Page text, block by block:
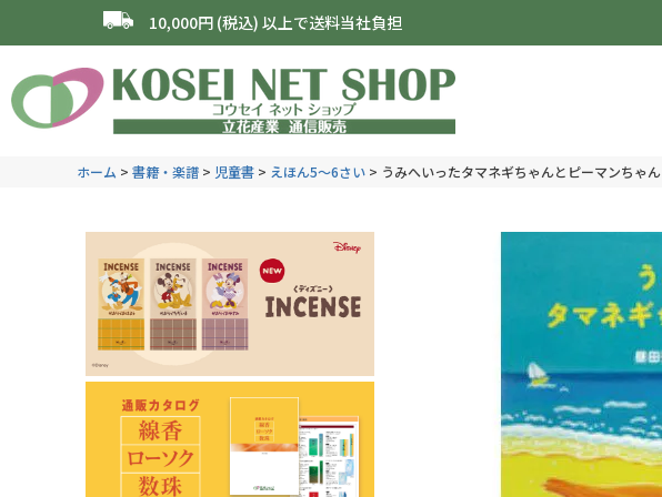
10,000円 (税込) 以上で送料当社負担
ホーム 書籍・楽譜 児童書 えほん5～6さい うみへいったタマネギちゃんとピーマンちゃん